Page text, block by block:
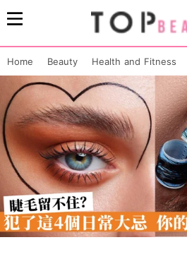
Home Beauty Health and Fitness